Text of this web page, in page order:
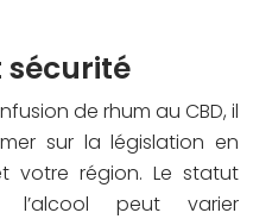
sécurité
de rhum au CBD, il
sur la législation en
votre région. Le statut
peut varier